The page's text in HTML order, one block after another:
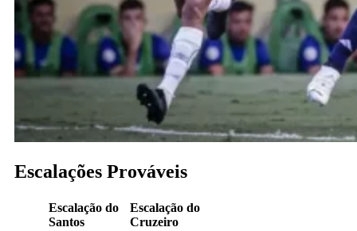
Escalações Prováveis
Escalação do
Santos
Escalação do
Cruzeiro